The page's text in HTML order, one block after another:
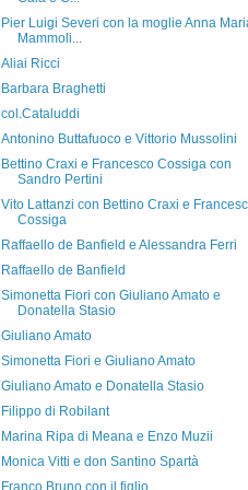
Pier Luigi Severi con la moglie Anna
Mammoli...
Aliai Ricci
Barbara Braghetti
col.Cataluddi
Antonino Buttafuoco e Vittorio Mussolini
Bettino Craxi e Francesco Cossiga con
Sandro Pertini
Vito Lattanzi con Bettino Craxi e
Cossiga
Raffaello de Banfield e Alessandra Ferri
Raffaello de Banfield
Simonetta Fiori con Giuliano Amato e
Donatella Stasio
Giuliano Amato
Simonetta Fiori e Giuliano Amato
Giuliano Amato e Donatella Stasio
Filippo di Robilant
Marina Ripa di Meana e Enzo Muzii
Monica Vitti e don Santino Spartà
Franco Bruno con il figlio